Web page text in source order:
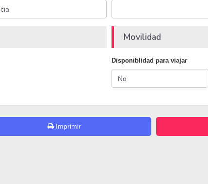
Movilidad
Disponiblidad para viajar
Imprimir